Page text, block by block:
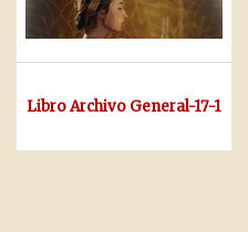
Libro Archivo General-17-1